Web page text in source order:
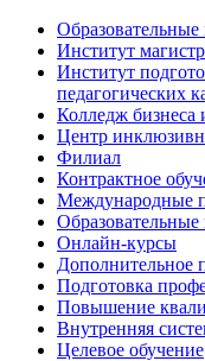
Институт
Институт
педагогических
Колледж бизнеса
Центр
Филиал
Контрактное
Международные
Онлайн-курсы
Дополнительное
Подготовка
Повышение
Внутренняя
Целевое обучение